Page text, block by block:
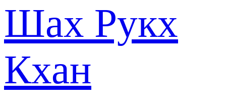
Шах Рукх
Кхан